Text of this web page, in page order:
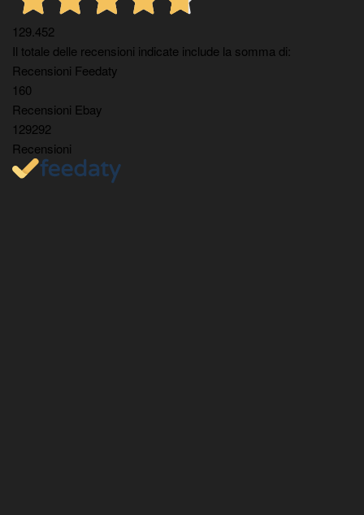
129.452
Il totale delle recensioni indicate include la somma di:
Recensioni Feedaty
160
Recensioni Ebay
129292
Recensioni